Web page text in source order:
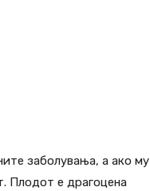
заболувања, а ако му
Плодот е драгоцена